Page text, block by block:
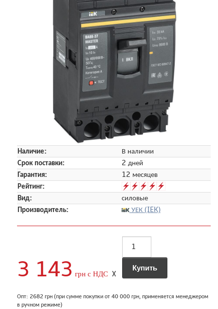
Наличие:
В наличии
Срок поставки:
2 дней
Гарантия:
12 месяцев
Рейтинг:
Вид:
силовые
Производитель:
УЕК (IEK)
3 143 грн с НДС X
Опт: 2682 грн (при сумме покупки от 40 000 грн, применяется менеджером
в ручном режиме)